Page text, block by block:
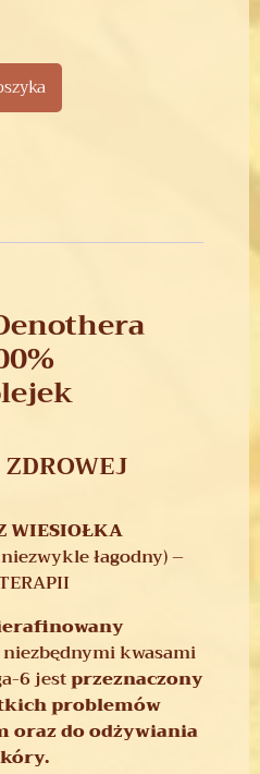
WIESIOŁKA
łagodny) –
kwasami
6 jestprzeznaczony
problemów
oraz do odżywiania